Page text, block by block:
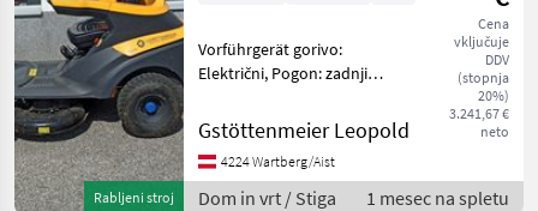
Rabljeni stroj
Cena
vključuje
DDV
(stopnja
20%)
3.241,67 €
neto
Vorführgerät gorivo:
Električni, Pogon: zadnji
Servo volan, Nastavljiv
sedež, Naslon za roke Dom
in vrt Traktorska kosilnica
Gstöttenmeier Leopold
4224 Wartberg/Aist
Dom in vrt / Stiga 1 mesec na spletu